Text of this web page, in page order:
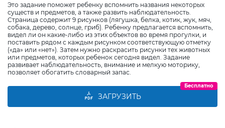
Это задание поможет ребенку вспомнить названия некоторых
существ и предметов, а также развить наблюдательность.
Страница содержит 9 рисунков (лягушка, белка, котик, жук, мяч,
собака, дерево, солнце, гриб). Ребенку предлагается вспомнить,
видел ли он какие-либо из этих объектов во время прогулки, и
поставить рядом с каждым рисунком соответствующую отметку
(«да» или «нет»). Затем нужно раскрасить рисунки тех животных
или предметов, которых ребенок сегодня видел. Задание
развивает наблюдательность, внимание и мелкую моторику,
позволяет обогатить словарный запас.
ЗАГРУЗИТЬ
Бесплатно